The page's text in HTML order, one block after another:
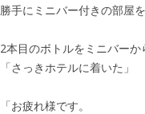
勝手にミニバー付きの部屋
2本目のボトルをミニバーか
「さっきホテルに着いた」
「お疲れ様です。